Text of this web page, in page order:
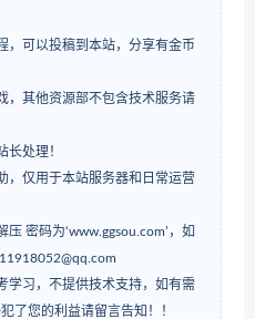
，可以投稿到本站，分享有金币
，其他资源部不包含技术服务请
长处理！
，仅用于本站服务器和日常运营
密码为‘www.ggsou.com’，如
学习，不提供技术支持，如有需
了您的利益请留言告知！！